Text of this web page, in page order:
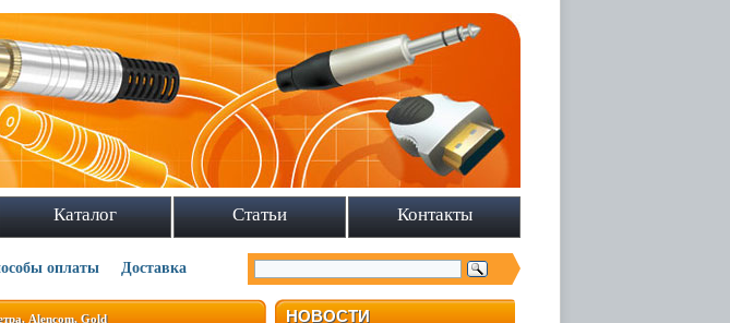
Каталог Статьи Контакты
оплаты Доставка
НОВОСТИ
Alencom, Gold